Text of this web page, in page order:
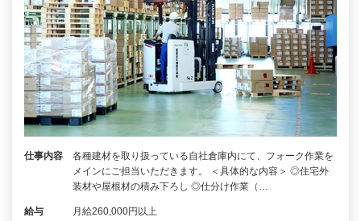
仕事内容
各種建材を取り扱っている自社倉庫内にて、フォーク作業を
メインにご担当いただきます。 ＜具体的な内容＞ ◎住宅外
装材や屋根材の積み下ろし ◎仕分け作業（…
給与 月給260,000円以上